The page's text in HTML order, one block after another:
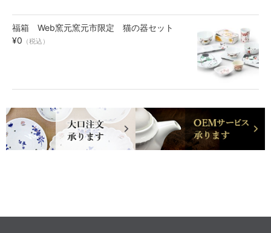
福箱 Web窯元窯元市限定 猫の器セット
¥0 （税込）